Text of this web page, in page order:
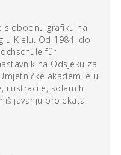
slobodnu grafiku na
u Kielu. Od 1984. do
für
na Odsjeku za
akademije u
ilustracije, solarnih
projekata